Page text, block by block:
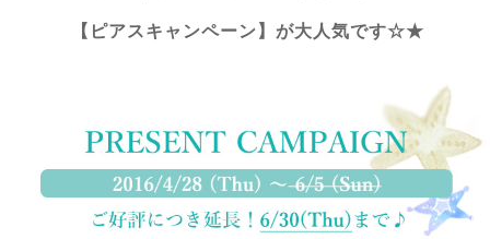
【ピアスキャンペーン】が大人気です☆★